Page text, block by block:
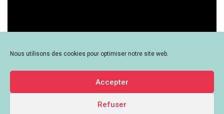
Nous utilisons des cookies pour optimiser notre site web.
Accepter
Refuser